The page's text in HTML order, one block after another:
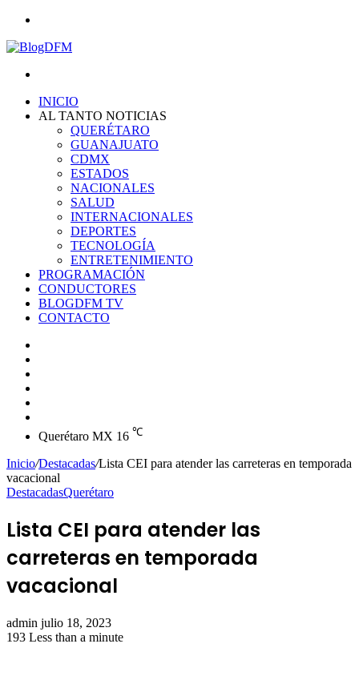
INICIO
AL TANTO NOTICIAS
QUERÉTARO
GUANAJUATO
CDMX
ESTADOS
NACIONALES
SALUD
INTERNACIONALES
DEPORTES
TECNOLOGÍA
ENTRETENIMIENTO
PROGRAMACIÓN
CONDUCTORES
BLOGDFM TV
CONTACTO
Querétaro MX 16 ℃
Inicio/Destacadas/Lista CEI para atender las carreteras en temporada
vacacional
DestacadasQuerétaro
Lista CEI para atender las
carreteras en temporada
vacacional
admin Send
an
julio 18, 2023
193 Less than a minute